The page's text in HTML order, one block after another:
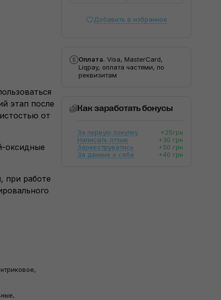
этап после
от
оксидные
при работе
Добавить в избранное
Оплата. Visa, MasterCard,
Liqpay, оплата частями, по
реквизитам
Как заработать бонусы
За первую покупку
+25грн
Написать отзыв
+30 грн
Зареєструватись
+50 грн
За данные о себе
+40 грн